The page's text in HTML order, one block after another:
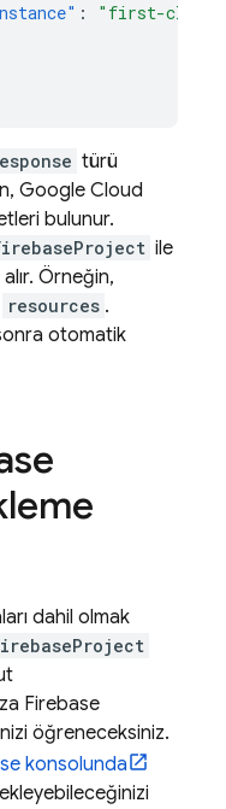
:
"first-
türü
Google Cloud
bulunur.
ile
Örneğin,
resources .
otomatik
dahil olmak
Firebase
öğreneceksiniz.
konsolunda